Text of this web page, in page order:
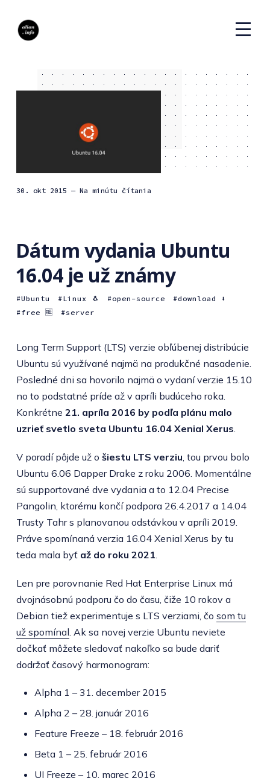
30. okt 2015 — Na minútu čítania
Dátum vydania Ubuntu
16.04 je už známy
Ubuntu Linux 🐧 open-source
download ⬇️
free 🆓
server
Long Term Support (LTS) verzie obľúbenej distribúcie
Ubuntu sú využívané najmä na produkčné nasadenie.
Posledné dni sa hovorilo najmä o vydaní verzie 15.10
no to podstatné príde až v apríli budúceho roka.
Konkrétne 21. apríla 2016 by podľa plánu malo
uzrieť svetlo sveta Ubuntu 16.04 Xenial Xerus
V poradí pôjde už o šiestu LTS verziu , tou prvou bolo
Ubuntu 6.06 Dapper Drake z roku 2006. Momentálne
sú supportované dve vydania a to 12.04 Precise
Pangolin, ktorému končí podpora 26.4.2017 a 14.04
Trusty Tahr s planovanou odstávkou v apríli 2019.
Práve spomínaná verzia 16.04 Xenial Xerus by tu
teda mala byť až do roku 2021
Len pre porovnanie Red Hat Enterprise Linux má
dvojnásobnú podporu čo do času, čiže 10 rokov a
Debian tiež experimentuje s LTS verziami, čo som tu
už spomínal . Ak sa novej verzie Ubuntu neviete
dočkať môžete sledovať nakoľko sa bude dariť
dodržať časový harmonogram:
Alpha 1 – 31. december 2015
Alpha 2 – 28. január 2016
Feature Freeze – 18. február 2016
Beta 1 – 25. február 2016
UI Freeze – 10. marec 2016